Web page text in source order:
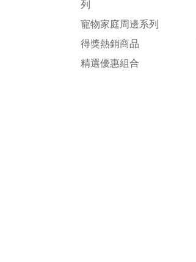
列
寵物家庭周邊系列
得獎熱銷商品
精選優惠組合